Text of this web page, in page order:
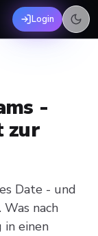
Login
-
zur
Date - und
nach
einen